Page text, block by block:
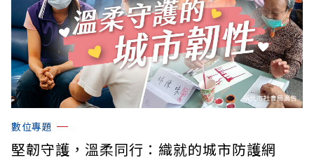
數位專題
堅韌守護，溫柔同行：織就的城市防護網